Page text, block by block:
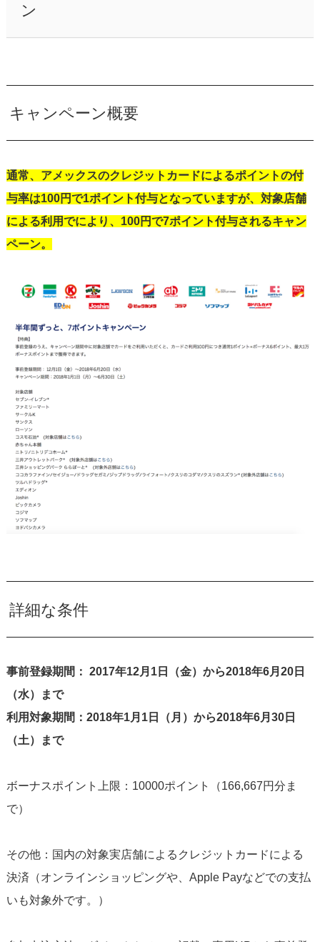
ン
キャンペーン概要
通常、アメックスのクレジットカードによるポイントの付
与率は100円で1ポイント付与となっていますが、対象店舗
による利用でにより、100円で7ポイント付与されるキャン
ペーン。
詳細な条件
事前登録期間： 2017年12月1日（金）から2018年6月20日
（水）まで
利用対象期間：2018年1月1日（月）から2018年6月30日
（土）まで
ボーナスポイント上限：10000ポイント（166,667円分ま
で）
その他：国内の対象実店舗によるクレジットカードによる
決済（オンラインショッピングや、Apple Payなどでの支払
いも対象外です。）